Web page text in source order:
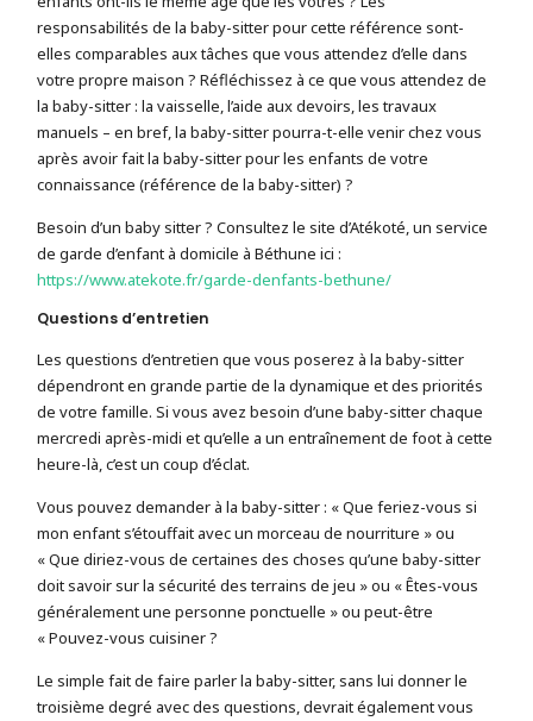
responsabilités de la baby-sitter pour cette référence sont-
elles comparables aux tâches que vous attendez d’elle dans
votre propre maison ? Réfléchissez à ce que vous attendez de
la baby-sitter : la vaisselle, l’aide aux devoirs, les travaux
manuels – en bref, la baby-sitter pourra-t-elle venir chez vous
après avoir fait la baby-sitter pour les enfants de votre
connaissance (référence de la baby-sitter) ?
Besoin d’un baby sitter ? Consultez le site d’Atékoté, un service
de garde d’enfant à domicile à Béthune ici :
https://www.atekote.fr/garde-denfants-bethune/
Questions d’entretien
Les questions d’entretien que vous poserez à la baby-sitter
dépendront en grande partie de la dynamique et des priorités
de votre famille. Si vous avez besoin d’une baby-sitter chaque
mercredi après-midi et qu’elle a un entraînement de foot à cette
heure-là, c’est un coup d’éclat.
Vous pouvez demander à la baby-sitter : « Que feriez-vous si
mon enfant s’étouffait avec un morceau de nourriture » ou
« Que diriez-vous de certaines des choses qu’une baby-sitter
doit savoir sur la sécurité des terrains de jeu » ou « Êtes-vous
généralement une personne ponctuelle » ou peut-être
« Pouvez-vous cuisiner ?
Le simple fait de faire parler la baby-sitter, sans lui donner le
troisième degré avec des questions, devrait également vous